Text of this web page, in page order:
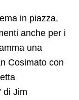
in piazza,
anche per i
una
Cosimato con
di Jim